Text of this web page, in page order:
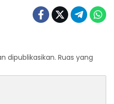
dipublikasikan. Ruas yang